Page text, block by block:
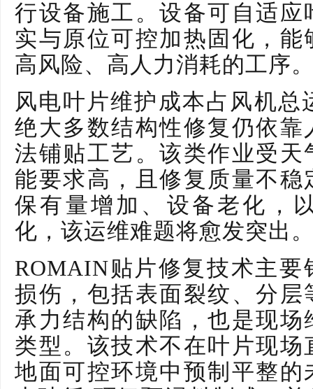
行设备施工。设备可自适
实与原位可控加热固化，
高风险、高人力消耗的工序
风电叶片维护成本占风机总
绝大多数结构性修复仍依
法铺贴工艺。该类作业受
能要求高，且修复质量不
保有量增加、设备老化，
化，该运维难题将愈发突出
ROMAIN贴片修复技术主
损伤，包括表面裂纹、分
承力结构的缺陷，也是现
类型。该技术不在叶片现
地面可控环境中预制平整